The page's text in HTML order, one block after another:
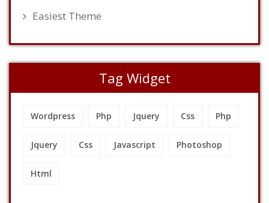
Easiest Theme
Tag Widget
Wordpress Php Jquery Css Php
Jquery Css Javascript Photoshop
Html